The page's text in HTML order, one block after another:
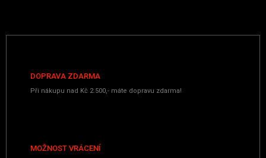
DOPRAVA ZDARMA
Při nákupu nad Kč 2.500,- máte dopravu zdarma!
MOŽNOST VRÁCENÍ